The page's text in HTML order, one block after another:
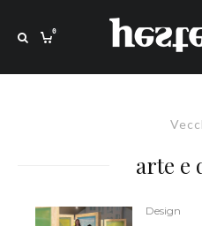
0
arte e
Design